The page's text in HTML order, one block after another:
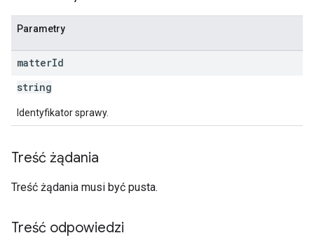
Parametry
matterId
string
Identyfikator sprawy.
Treść żądania
Treść żądania musi być pusta.
Treść odpowiedzi